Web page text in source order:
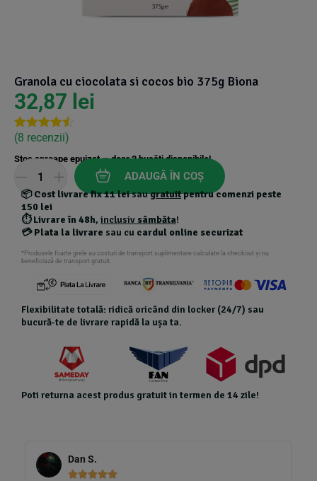
🧴 Îngrijire Personală
🐕 Animale de Companie
🏠 Casa & Lifestyle › (340)
Super Alimente
Granola cu ciocolata si cocos bio 375g Biona
32,87 lei
Rated4.43
based on
7
customer
ratings
(8 recenzii)
Stoc aproape epuizat — doar3bucăți disponibile!
ADAUGĂ ÎN COȘ
📦Cost livrare fix 11 leisaugratuitpentru comenzi peste
150 lei
⏱️Livrare în 48h, inclusiv sâmbăta!
💳Plata la livrare sau cu cardul online securizat
*Produsele foarte grele au costuri de transport suplimentare calculate la checkout și nu
beneficiază de transport gratuit.
Flexibilitate totală: ridică oricând din locker (24/7) sau
bucură-te de livrare rapidă la ușa ta.
Poti returna acest produs gratuit in termen de 14 zile!
Dan S.
